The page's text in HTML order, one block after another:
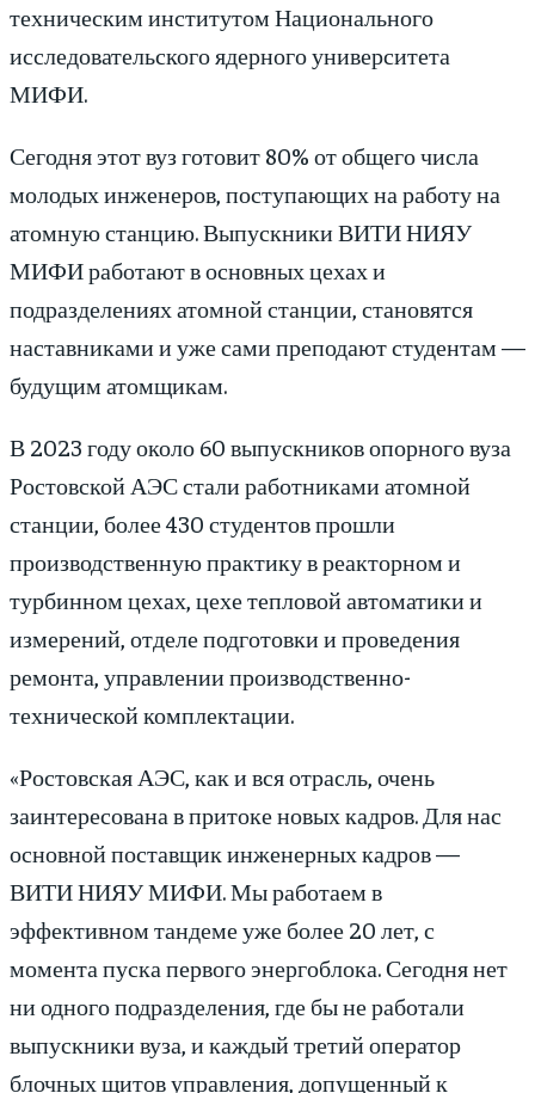
техническим институтом Национального
исследовательского ядерного университета
МИФИ.
Сегодня этот вуз готовит 80% от общего числа
молодых инженеров, поступающих на работу на
атомную станцию. Выпускники ВИТИ НИЯУ
МИФИ работают в основных цехах и
подразделениях атомной станции, становятся
наставниками и уже сами преподают студентам —
будущим атомщикам.
В 2023 году около 60 выпускников опорного вуза
Ростовской АЭС стали работниками атомной
станции, более 430 студентов прошли
производственную практику в реакторном и
турбинном цехах, цехе тепловой автоматики и
измерений, отделе подготовки и проведения
ремонта, управлении производственно-
технической комплектации.
«Ростовская АЭС, как и вся отрасль, очень
заинтересована в притоке новых кадров. Для нас
основной поставщик инженерных кадров —
ВИТИ НИЯУ МИФИ. Мы работаем в
эффективном тандеме уже более 20 лет, с
момента пуска первого энергоблока. Сегодня нет
ни одного подразделения, где бы не работали
выпускники вуза, и каждый третий оператор
блочных щитов управления, допущенный к